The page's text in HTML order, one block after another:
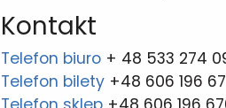
Kontakt
Telefon biuro + 48 533 274
Telefon bilety +48 606 196